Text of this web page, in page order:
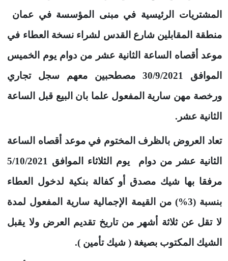
المشتريات الرئيسية في مبنى المؤسسة في عمان
منطقة المقابلين شارع القدس لشراء نسخة العطاء في
موعد أقصاه الساعة الثانية عشر من دوام يوم الخميس
الموافق 30/9/2021 مصطحبين معهم سجل تجاري
ورخصة مهن سارية المفعول علما بان البيع قبل الساعة
الثانية عشر.
تعاد العروض بالظرف المختوم في موعد أقصاه الساعة
الثانية عشر من دوام يوم الثلاثاء الموافق 5/10/2021
مرفقا بها شيك مصدق أو كفالة بنكية لدخول العطاء
بنسبة (3%) من القيمة الإجمالية سارية المفعول لمدة
لا تقل عن ثلاثة أشهر من تاريخ تقديم العرض ولا يقبل
الشيك المكتوب بصيغة ( شيك تأمين ).